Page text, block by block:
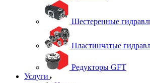
Шестеренные
Пластинчатые
Редукторы GFT
Услуги